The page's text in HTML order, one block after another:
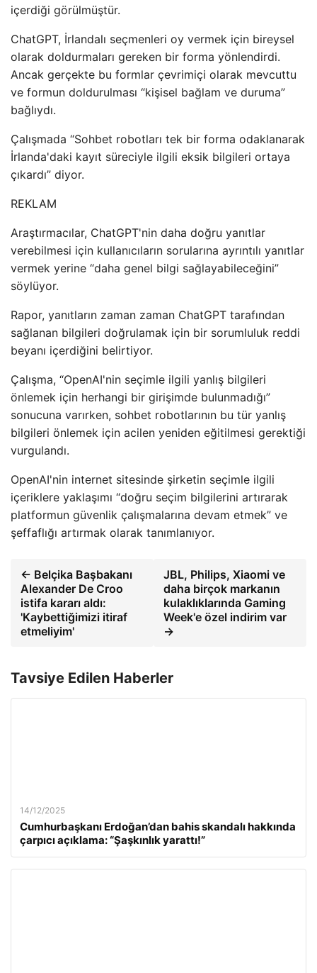
içerdiği görülmüştür.
ChatGPT, İrlandalı seçmenleri oy vermek için bireysel
olarak doldurmaları gereken bir forma yönlendirdi.
Ancak gerçekte bu formlar çevrimiçi olarak mevcuttu
ve formun doldurulması “kişisel bağlam ve duruma”
bağlıydı.
Çalışmada “Sohbet robotları tek bir forma odaklanarak
İrlanda'daki kayıt süreciyle ilgili eksik bilgileri ortaya
çıkardı” diyor.
REKLAM
Araştırmacılar, ChatGPT'nin daha doğru yanıtlar
verebilmesi için kullanıcıların sorularına ayrıntılı yanıtlar
vermek yerine “daha genel bilgi sağlayabileceğini”
söylüyor.
Rapor, yanıtların zaman zaman ChatGPT tarafından
sağlanan bilgileri doğrulamak için bir sorumluluk reddi
beyanı içerdiğini belirtiyor.
Çalışma, “OpenAI'nin seçimle ilgili yanlış bilgileri
önlemek için herhangi bir girişimde bulunmadığı”
sonucuna varırken, sohbet robotlarının bu tür yanlış
bilgileri önlemek için acilen yeniden eğitilmesi gerektiği
vurgulandı.
OpenAI'nin internet sitesinde şirketin seçimle ilgili
içeriklere yaklaşımı “doğru seçim bilgilerini artırarak
platformun güvenlik çalışmalarına devam etmek” ve
şeffaflığı artırmak olarak tanımlanıyor.
← Belçika Başbakanı
Alexander De Croo
istifa kararı aldı:
'Kaybettiğimizi itiraf
etmeliyim'
JBL, Philips, Xiaomi ve
daha birçok markanın
kulaklıklarında Gaming
Week'e özel indirim var
→
Tavsiye Edilen Haberler
14/12/2025
Cumhurbaşkanı Erdoğan’dan bahis skandalı hakkında
çarpıcı açıklama: “Şaşkınlık yarattı!”